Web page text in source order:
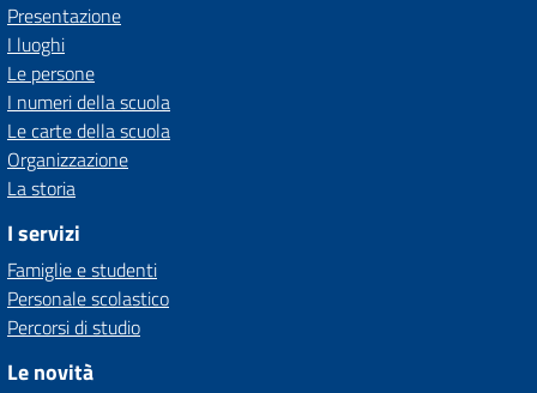
Presentazione
I luoghi
Le persone
I numeri della scuola
Le carte della scuola
Organizzazione
La storia
I servizi
Famiglie e studenti
Personale scolastico
Percorsi di studio
Le novità